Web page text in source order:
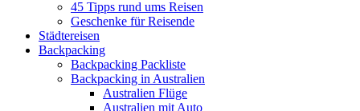
45 Tipps rund ums Reisen
Geschenke für Reisende
Städtereisen
Backpacking
Backpacking Packliste
Backpacking in Australien
Australien Flüge
Australien mit Auto